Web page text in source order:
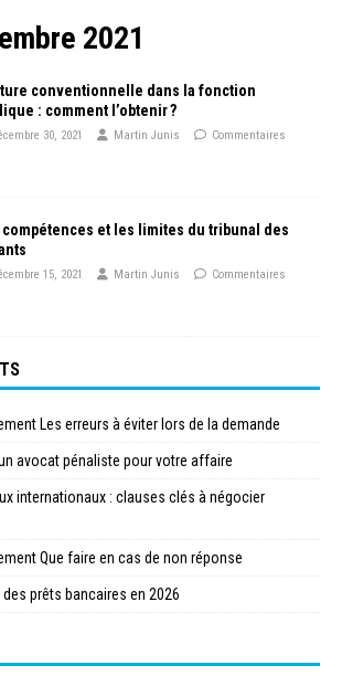
2021
conventionnelle dans la fonction
: comment l’obtenir ?
30, 2021 Martin Junis
Commentaires
compétences et les limites du tribunal des
15, 2021 Martin Junis
Commentaires
Les erreurs à éviter lors de la demande
avocat pénaliste pour votre affaire
internationaux : clauses clés à négocier
Que faire en cas de non réponse
prêts bancaires en 2026